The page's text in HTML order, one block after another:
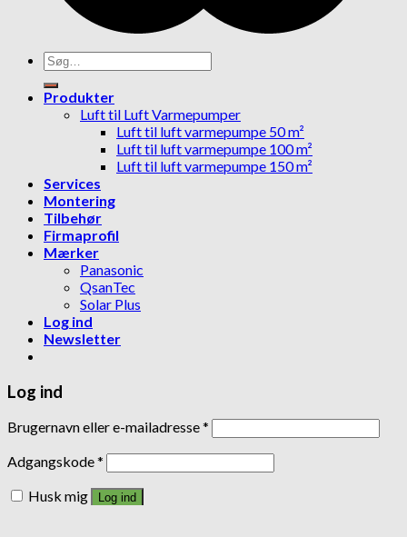
Søg
efter:
Produkter
Luft til Luft Varmepumper
Luft til luft varmepumpe 50 m²
Luft til luft varmepumpe 100 m²
Luft til luft varmepumpe 150 m²
Services
Montering
Tilbehør
Firmaprofil
Mærker
Panasonic
QsanTec
Solar Plus
Log ind
Newsletter
Log ind
Brugernavn eller e-mailadresse*
Adgangskode*
Husk mig
Log ind